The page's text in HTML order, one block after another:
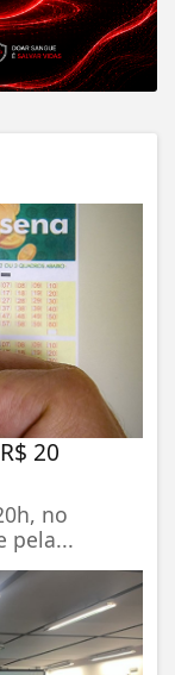
20
no
pela...